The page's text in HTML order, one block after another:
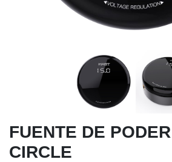
FUENTE DE
CIRCLE